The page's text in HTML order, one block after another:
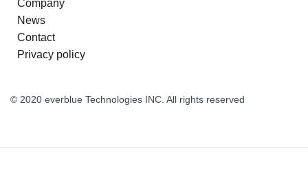
Company
News
Contact
Privacy policy
© 2020 everblue Technologies INC. All rights reserved